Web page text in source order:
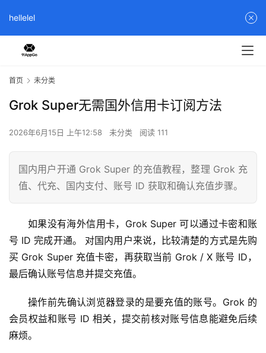
首页 未分类
Grok Super无需国外信用卡订阅方法
2026年6月15日 上午12:58 未分类 阅读 111
国内用户开通 Grok Super 的充值教程，整理 Grok 充
值、代充、国内支付、账号 ID 获取和确认充值步骤。
如果没有海外信用卡，Grok Super 可以通过卡密和账
号 ID 完成开通。 对国内用户来说，比较清楚的方式是先购
买 Grok Super 充值卡密，再获取当前 Grok / X 账号 ID，
最后确认账号信息并提交充值。
操作前先确认浏览器登录的是要充值的账号。Grok 的
会员权益和账号 ID 相关，提交前核对账号信息能避免后续
麻烦。
hellelel